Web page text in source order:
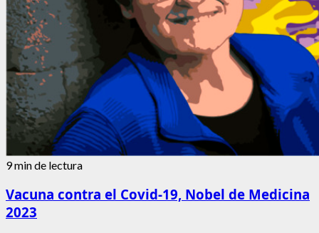
9 min de lectura
Vacuna contra el Covid-19, Nobel de Medicina
2023